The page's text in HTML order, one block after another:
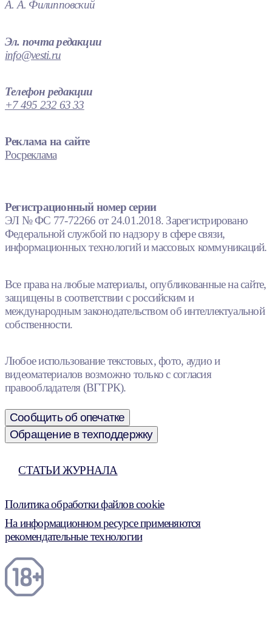
А. А. Филипповский
Эл. почта редакции
info@vesti.ru
Телефон редакции
+7 495 232 63 33
Реклама на сайте
Росреклама
Регистрационный номер серии
ЭЛ № ФС 77-72266 от 24.01.2018. Зарегистрировано
Федеральной службой по надзору в сфере связи,
информационных технологий и массовых коммуникаций.
Все права на любые материалы, опубликованные на сайте,
защищены в соответствии с российским и
международным законодательством об интеллектуальной
собственности.
Любое использование текстовых, фото, аудио и
видеоматериалов возможно только с согласия
правообладателя (ВГТРК).
Сообщить об опечатке
Обращение в техподдержку
СТАТЬИ ЖУРНАЛА
Политика обработки файлов cookie
На информационном ресурсе применяются
рекомендательные технологии